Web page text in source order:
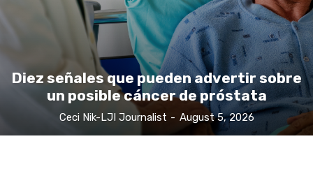
Diez señales que pueden advertir sobre
un posible cáncer de próstata
Ceci Nik-LJI Journalist - August 5, 2026